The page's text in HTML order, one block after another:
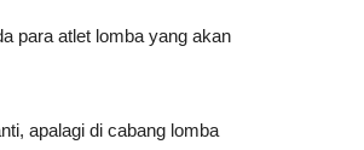
para atlet lomba yang akan
apalagi di cabang lomba